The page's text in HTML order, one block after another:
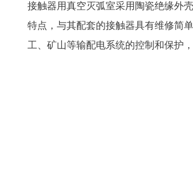
接触器用真空灭弧室采用陶瓷绝缘外
特点，与其配套的接触器具有维修简
工、矿山等输配电系统的控制和保护